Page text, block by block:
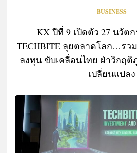
BUSINESS
KX ปีที่ 9 เปิดตัว 27 นวัต
TECHBITE ลุยตลาดโลก…รว
ลงทุน ขับเคลื่อนไทย ฝ่าวิกฤติ
เปลี่ยนแปลง